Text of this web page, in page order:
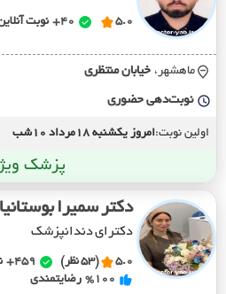
5.0
40+ نوبت
ماهشهر، خيابان منتظري
نوبت‌دهی حضوری
اولین نوبت:امروز یکشنبه 18مرداد 10شب
پزشک
دکتر سمیرا
دکترای دندانپزشک
5.0 (53 نظر) 459+
%100 رضایتمندی